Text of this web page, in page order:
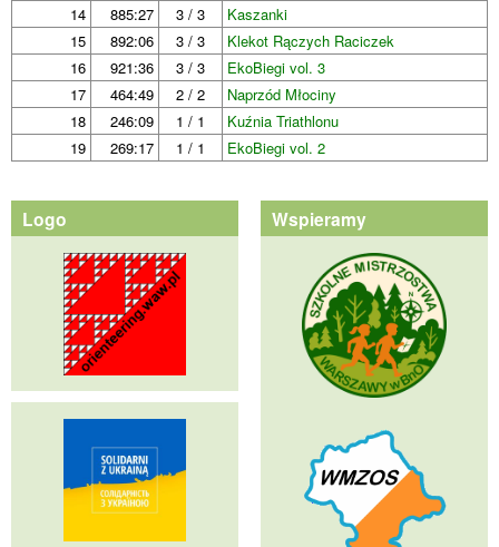
14
885:27 3 / 3
Kaszanki
15
892:06 3 / 3
Klekot Rączych Raciczek
16
921:36 3 / 3
EkoBiegi vol. 3
17
464:49 2 / 2
Naprzód Młociny
18
246:09 1 / 1
Kuźnia Triathlonu
19
269:17 1 / 1 EkoBiegi vol. 2
Logo Wspieramy